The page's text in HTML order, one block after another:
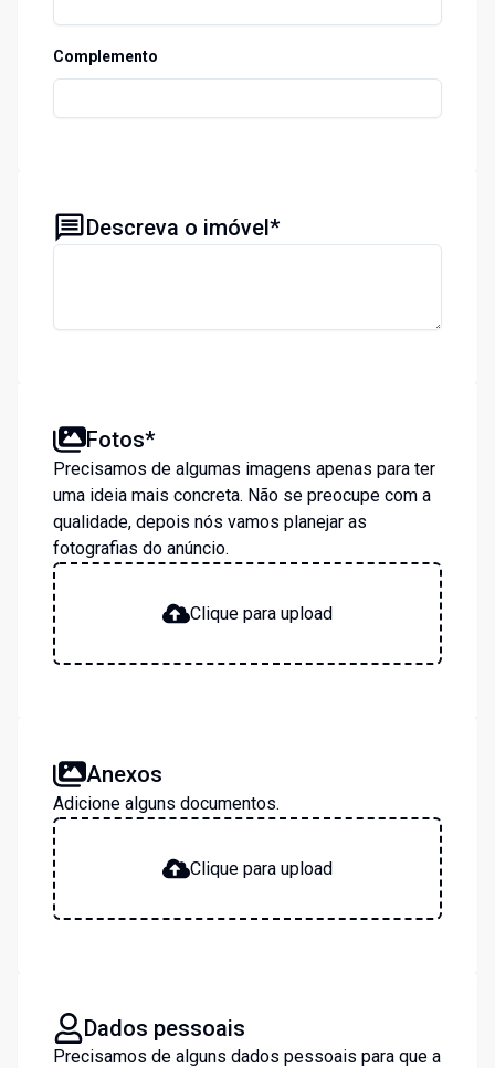
Complemento
Descreva o imóvel*
Fotos*
Precisamos de algumas imagens apenas para ter
uma ideia mais concreta. Não se preocupe com a
qualidade, depois nós vamos planejar as
fotografias do anúncio.
Clique para upload
Anexos
Adicione alguns documentos.
Clique para upload
Dados pessoais
Precisamos de alguns dados pessoais para que a